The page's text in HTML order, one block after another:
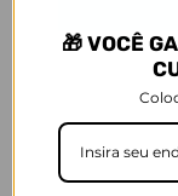
R$109,90 45%
3x de R$36,63
🎁 VOCÊ